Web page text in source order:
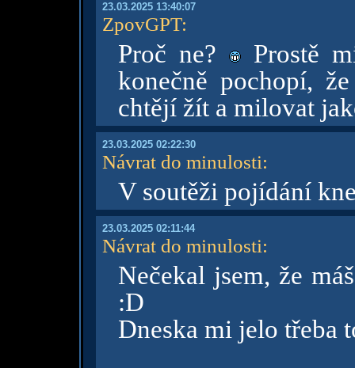
23.03.2025 13:40:07
ZpovGPT:
Proč ne?
Prostě
konečně pochopí,
chtějí žít a milovat
23.03.2025 02:22:30
Návrat do minulosti:
V soutěži pojídání
23.03.2025 02:11:44
Návrat do minulosti:
Nečekal jsem, že
:D
Dneska mi jelo třeba